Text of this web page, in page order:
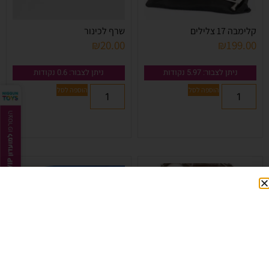
קלימבה 17 צלילים
₪199.00
ניתן לצבור: 5.97 נקודות
הוספה לסל
שרף לכינור
₪20.00
ניתן לצבור: 0.6 נקודות
הוספה לסל